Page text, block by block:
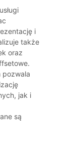
i
także
oraz
pozwala
jak i
są